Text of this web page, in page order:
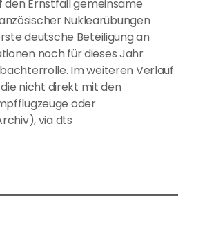
Ernstfall gemeinsame
Nuklearübungen
deutsche Beteiligung an
noch für dieses Jahr
Im weiteren Verlauf
nicht direkt mit den
oder
via dts